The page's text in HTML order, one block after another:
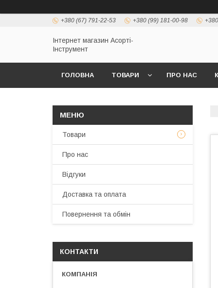
+380 (67) 791-22-53 +380 (99) 181-00-98
Інтернет магазин Асорті-
Інструмент
ГОЛОВНА ТОВАРИ ПРО НАС
Товари
Про нас
Відгуки
Доставка та оплата
Повернення та обмін
КОНТАКТИ